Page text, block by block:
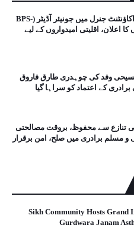
آفس آف دی ملٹری اکاؤنٹنٹ جنرل میں جونیئر آڈیٹر (BPS-
آسامیوں کا اعلان، اقلیتی امیدواروں کے لیے
مسیحی وفد کی چوہدری طارق فاروق
کے اعتماد کو سراہا گیا
تنازع سے محفوظ، بروقت مصالحتی
مسلم برادری میں صلح، امن برقرار
Sikh Community Hosts Grand
Gurdwara Janam